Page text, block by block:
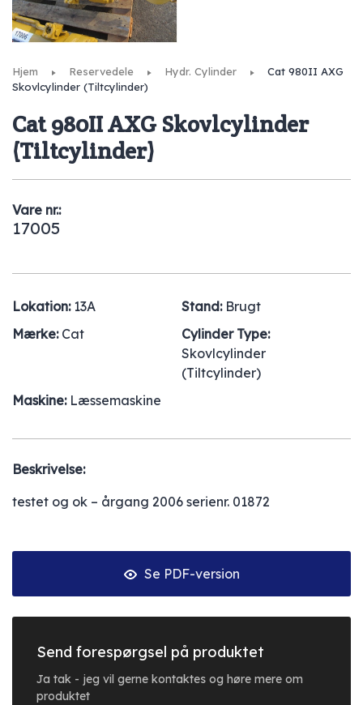
Hjem Reservedele Hydr. Cylinder
Cat 980II AXG
Skovlcylinder (Tiltcylinder)
Cat 980II AXG Skovlcylinder
(Tiltcylinder)
Vare nr.:
17005
Lokation: 13A Stand: Brugt
Mærke: Cat
Cylinder Type:
Skovlcylinder
(Tiltcylinder)
Maskine: Læssemaskine
Beskrivelse:
testet og ok – årgang 2006 serienr. 01872
Se PDF-version
Send forespørgsel på produktet
Ja tak - jeg vil gerne kontaktes og høre mere om
produktet